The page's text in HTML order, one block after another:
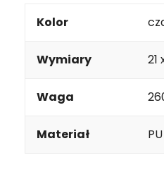
Kolor
Wymiary 21
Waga
Materiał